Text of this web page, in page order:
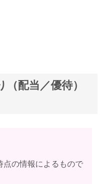
配当／優待）
点の情報によるもので